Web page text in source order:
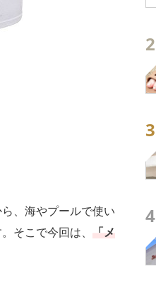
、海やプールで使い
そこで今回は、 「メ
2
3
4